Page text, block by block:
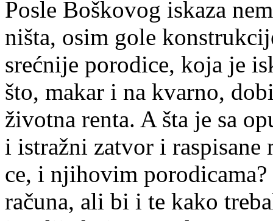
Po­sle Bo­ško­vog is­ka­za
ni­šta, osim go­le
sreć­ni­je po­ro­di­ce, ko­ja je
što, ma­kar i na kvar­no,
ži­vot­na ren­ta. A šta je sa
i is­tra­žni za­tvor i
ce, i nji­ho­vim
ra­ču­na, ali bi i te ka­ko